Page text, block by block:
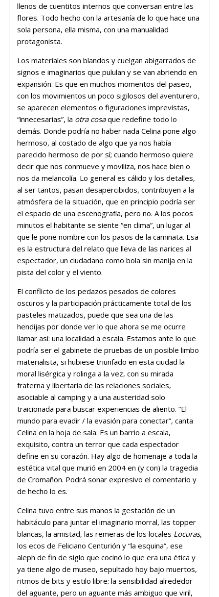
llenos de cuentitos internos que conversan entre las
flores. Todo hecho con la artesanía de lo que hace una
sola persona, ella misma, con una manualidad
protagonista.
Los materiales son blandos y cuelgan abigarrados de
signos e imaginarios que pululan y se van abriendo en
expansión. Es que en muchos momentos del paseo,
con los movimientos un poco sigilosos del aventurero,
se aparecen elementos o figuraciones imprevistas,
“innecesarias”, la otra cosaque redefine todo lo
demás. Donde podría no haber nada Celina pone algo
hermoso, al costado de algo que ya nos había
parecido hermoso de por sí; cuando hermoso quiere
decir que nos conmueve y moviliza, nos hace bien o
nos da melancolía. Lo general es cálido y los detalles,
al ser tantos, pasan desapercibidos, contribuyen a la
atmósfera de la situación, que en principio podría ser
el espacio de una escenografía, pero no. A los pocos
minutos el habitante se siente “en clima”, un lugar al
que le pone nombre con los pasos de la caminata. Esa
es la estructura del relato que lleva de las narices al
espectador, un ciudadano como bola sin manija en la
pista del color y el viento.
El conflicto de los pedazos pesados de colores
oscuros y la participación prácticamente total de los
pasteles matizados, puede que sea una de las
hendijas por donde ver lo que ahora se me ocurre
llamar así: una localidad a escala. Estamos ante lo que
podría ser el gabinete de pruebas de un posible limbo
materialista, si hubiese triunfado en esta ciudad la
moral lisérgica y rolinga a la vez, con su mirada
fraterna y libertaria de las relaciones sociales,
asociable al camping y a una austeridad solo
traicionada para buscar experiencias de aliento. “El
mundo para evadir / la evasión para conectar”, canta
Celina en la hoja de sala. Es un barrio a escala,
exquisito, contra un terror que cada espectador
define en su corazón. Hay algo de homenaje a toda la
estética vital que murió en 2004 en (y con) la tragedia
de Cromañon. Podrá sonar expresivo el comentario y
de hecho lo es.
Celina tuvo entre sus manos la gestación de un
habitáculo para juntar el imaginario morral, las topper
blancas, la amistad, las remeras de los locales Locuras,
los ecos de Feliciano Centurión y “la esquina”, ese
aleph de fin de siglo que cocinó lo que era una ética y
ya tiene algo de museo, sepultado hoy bajo muertos,
ritmos de bits y estilo libre: la sensibilidad alrededor
del aguante, pero un aguante más ambiguo que viril,